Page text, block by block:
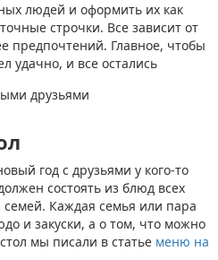
людей и оформить их как
строчки. Все зависит от
предпочтений. Главное, чтобы
удачно, и все остались
год с друзьями у кого-то
состоять из блюд всех
Каждая семья или пара
и закуски, а о том, что можно
мы писали в статье меню на